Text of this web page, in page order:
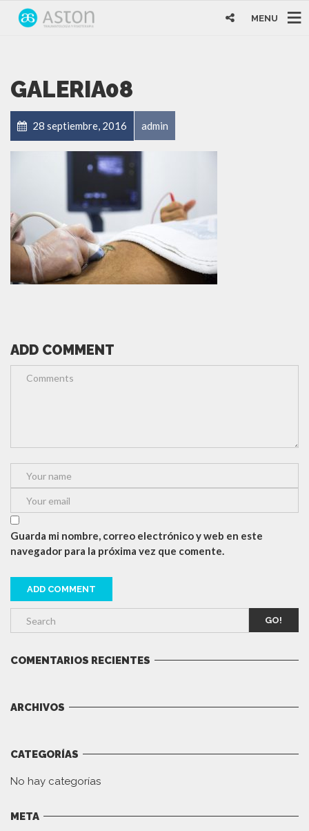
MENU
GALERIA08
28 septiembre, 2016 admin
ADD COMMENT
Guarda mi nombre, correo electrónico y web en este
navegador para la próxima vez que comente.
GO!
COMENTARIOS RECIENTES
ARCHIVOS
CATEGORÍAS
No hay categorías
META